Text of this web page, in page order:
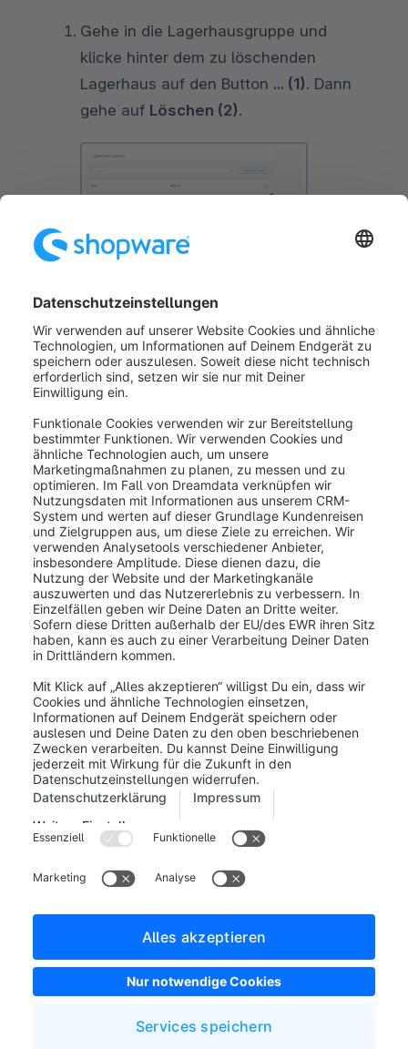
Gehe in die Lagerhausgruppe und
klicke hinter dem zu löschenden
Lagerhaus auf den Button ... (1). Dann
gehe auf Löschen (2).
es zu bearbeiten und klicke auf das X
imGruppeneintrag (1) oder öffne
die Dropdown-Auswahl und entferne
den Haken der betreffenden
Gruppe (2)
Bearbeiten und Löschen einer
Lagerhausgruppe
Um eine Lagerhausgruppe zu bearbeiten, klicke in der
letzten Spalte der Liste auf den Button
auf Bearbeiten (2) .
Wenn du eine Lagerhausgruppe löschen möchtest,
Schaltfläche... (1)und dann aufLöschen (2). Es
erfolgt eine Sicherheitsfrage.